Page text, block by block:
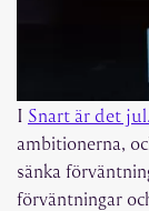
I Snart är det
ambitionerna,
sänka
förväntningar